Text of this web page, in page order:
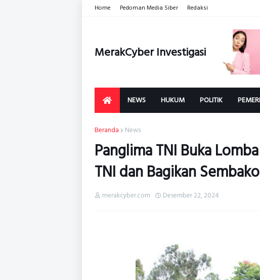
Home Pedoman Media Siber Redaksi
MerakCyber Investigasi
NEWS HUKUM POLITIK
Beranda News
Panglima TNI Buka
TNI dan Bagikan
merakcyber.com Desember 22, 2024